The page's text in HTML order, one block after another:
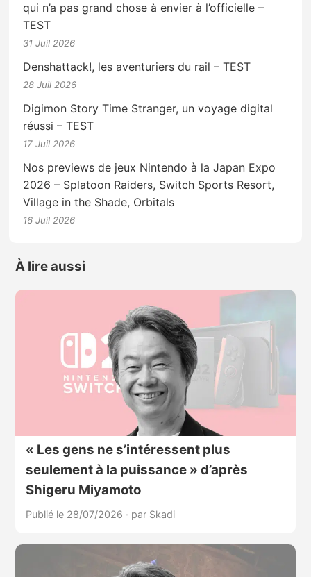
qui n’a pas grand chose à envier à l’officielle –
TEST
31 Juil 2026
Denshattack!, les aventuriers du rail – TEST
28 Juil 2026
Digimon Story Time Stranger, un voyage digital
réussi – TEST
17 Juil 2026
Nos previews de jeux Nintendo à la Japan Expo
2026 – Splatoon Raiders, Switch Sports Resort,
Village in the Shade, Orbitals
16 Juil 2026
À lire aussi
« Les gens ne s’intéressent plus
seulement à la puissance » d’après
Shigeru Miyamoto
Publié le 28/07/2026 · par Skadi